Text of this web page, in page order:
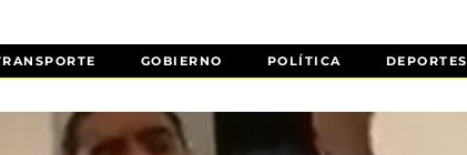
GOBIERNO POLÍTICA DEPORTES